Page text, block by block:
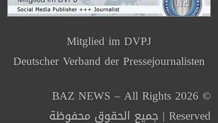
Mitglied im DVPJ
Deutscher Verband der Pressejournalisten
© 2026 BAZ NEWS – All Rights
Reserved | جميع الحقوق محفوظة